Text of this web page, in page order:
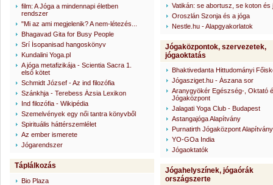
film: A Jóga a mindennapi életben
rendszer
"Mi az ami megjelenik? A nem-létezés...
Bhagavad Gita for Busy People
Srí Ísopanisad hangoskönyv
Kundalini Yoga.pl
A jóga metafizikája - Scientia Sacra 1.
első kötet
Schmidt József - Az ind filozófia
Szánkhja - Terebess Ázsia Lexikon
Ind filozófia - Wikipédia
Szemelvények egy női tantra könyvből
Spirituális háttérszemlélet
Az ember ismerete
Jógarendszer
Táplálkozás
Bio Plaza
Vatikán: se abortusz, se koton és
Oroszlán Szonja és a jóga
Nestle.hu - Alapgyakorlatok
Jógaközpontok, szervezetek,
jógaoktatás
Bhaktivedanta Hittudományi
Jógasziget.hu - Ászana sor
Aranygyökér Egészség-, Oktató
Jógaközpont
Jalagati Yoga Club - Budapest
Astangajóga Alapítvány
Purnatirth Jógaközpont Alapítvány
YO-GOa India
Jógaoktatók
Jógahelyszínek, jógaórák
országszerte